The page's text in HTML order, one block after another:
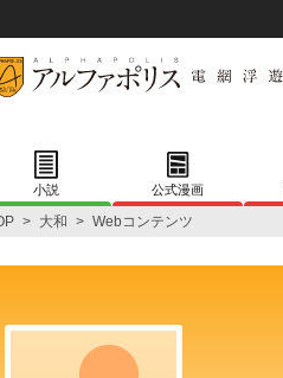
小説 公式漫画
> 大和 > Webコンテンツ